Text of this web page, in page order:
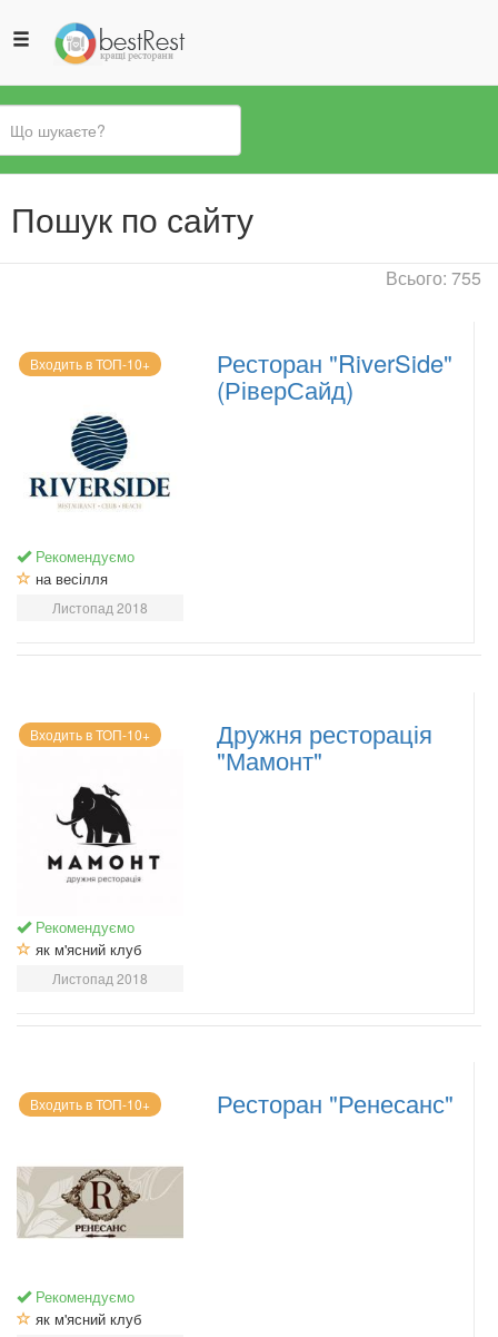
Ви
єПошук по сайту
Всього: 755
Входить в ТОП-10+
Рекомендуємо
на весілля
Листопад 2018
Ресторан "RiverSide"
(РіверСайд)
Входить в ТОП-10+
Рекомендуємо
як м'ясний клуб
Листопад 2018
Дружня ресторація
"Мамонт"
Входить в ТОП-10+
Рекомендуємо
як м'ясний клуб
Ресторан "Ренесанс"